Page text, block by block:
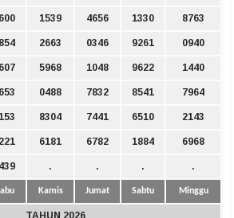
1539 4656 1330 8763
2663 0346 9261 0940
5968 1048 9622 1440
0488 7832 8541 7964
8304 7441 6510 2143
6181 6782 1884 6968
. . . .
Kamis Jumat Sabtu Minggu
TAHUN 2026